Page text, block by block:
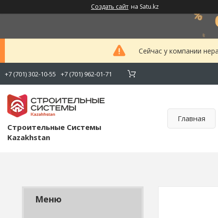
Создать сайт на Satu.kz
Сейчас у компании
+7 (701) 302-10-55 +7 (701) 962-01-71
Строительные Системы
Kazakhstan
Главная